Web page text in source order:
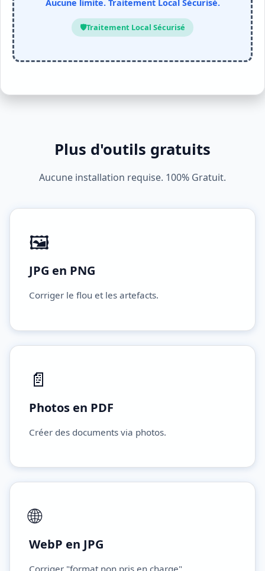
Aucune limite. Traitement Local Sécurisé.
🛡️Traitement Local Sécurisé
Plus d'outils gratuits
Aucune installation requise. 100% Gratuit.
🖼️
JPG en PNG
Corriger le flou et les artefacts.
📄
Photos en PDF
Créer des documents via photos.
🌐
WebP en JPG